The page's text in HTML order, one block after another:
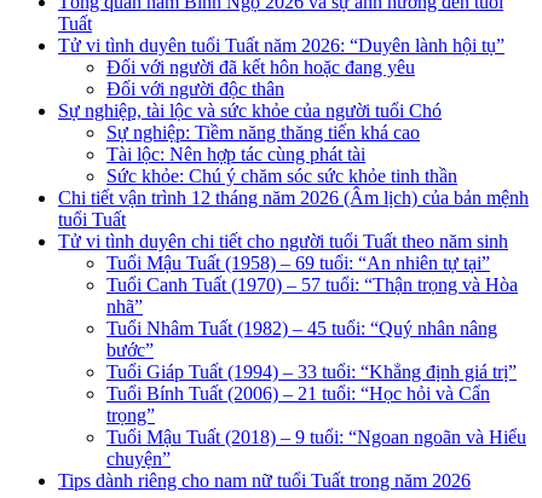
Tuất
Tử vi tình duyên tuổi Tuất năm 2026: “Duyên lành hội tụ”
Đối với người đã kết hôn hoặc đang yêu
Đối với người độc thân
Sự nghiệp, tài lộc và sức khỏe của người tuổi Chó
Sự nghiệp: Tiềm năng thăng tiến khá cao
Tài lộc: Nên hợp tác cùng phát tài
Sức khỏe: Chú ý chăm sóc sức khỏe tinh thần
Chi tiết vận trình 12 tháng năm 2026 (Âm lịch) của bản mệnh
tuổi Tuất
Tử vi tình duyên chi tiết cho người tuổi Tuất theo năm sinh
Tuổi Mậu Tuất (1958) – 69 tuổi: “An nhiên tự tại”
Tuổi Canh Tuất (1970) – 57 tuổi: “Thận trọng và Hòa
nhã”
Tuổi Nhâm Tuất (1982) – 45 tuổi: “Quý nhân nâng
bước”
Tuổi Giáp Tuất (1994) – 33 tuổi: “Khẳng định giá trị”
Tuổi Bính Tuất (2006) – 21 tuổi: “Học hỏi và Cẩn
trọng”
Tuổi Mậu Tuất (2018) – 9 tuổi: “Ngoan ngoãn và Hiểu
chuyện”
Tips dành riêng cho nam nữ tuổi Tuất trong năm 2026